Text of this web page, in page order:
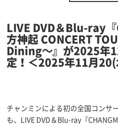
LIVE DVD＆Blu-ray
方神起 CONCERT
Dining～』が2025年
定！＜2025年11月20(
チャンミンによる初の全国コンサ
も、LIVE DVD＆Blu-ray『